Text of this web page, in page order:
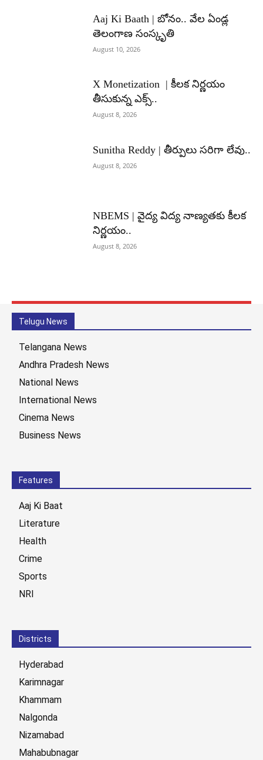
Aaj Ki Baath | బోనం.. వేల ఏండ్ల
తెలంగాణ సంస్కృతి
August 10, 2026
X Monetization | కీలక నిర్ణయం
తీసుకున్న ఎక్స్..
August 8, 2026
Sunitha Reddy | తీర్పులు సరిగా లేవు..
August 8, 2026
NBEMS | వైద్య విద్య నాణ్యతకు కీలక
నిర్ణయం..
August 8, 2026
Telugu News
Telangana News
Andhra Pradesh News
National News
International News
Cinema News
Business News
Features
Aaj Ki Baat
Literature
Health
Crime
Sports
NRI
Districts
Hyderabad
Karimnagar
Khammam
Nalgonda
Nizamabad
Mahabubnagar